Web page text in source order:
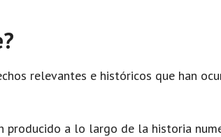
relevantes e históricos que han
producido a lo largo de la historia